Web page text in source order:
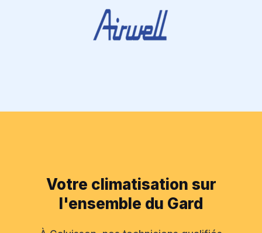
Votre climatisation sur
l'ensemble du Gard